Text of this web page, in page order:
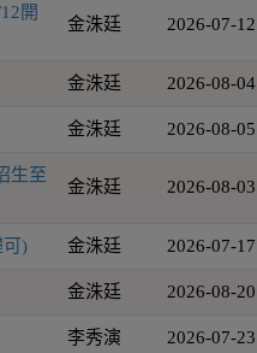
開
金洙廷 2026-07-12
金洙廷 2026-08-04
金洙廷 2026-08-05
生至
金洙廷 2026-08-03
可) 金洙廷 2026-07-17
金洙廷 2026-08-20
李秀演 2026-07-23